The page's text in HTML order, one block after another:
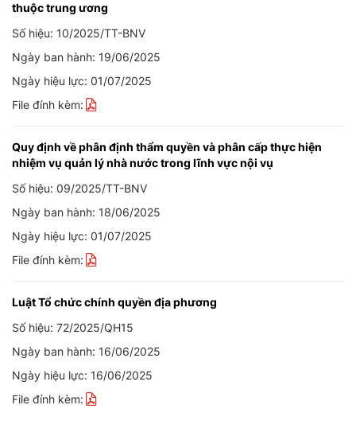
thuộc trung ương
Số hiệu: 10/2025/TT-BNV
Ngày ban hành: 19/06/2025
Ngày hiệu lực: 01/07/2025
File đính kèm:
Quy định về phân định thẩm quyền và phân cấp thực hiện
nhiệm vụ quản lý nhà nước trong lĩnh vực nội vụ
Số hiệu: 09/2025/TT-BNV
Ngày ban hành: 18/06/2025
Ngày hiệu lực: 01/07/2025
File đính kèm:
Luật Tổ chức chính quyền địa phương
Số hiệu: 72/2025/QH15
Ngày ban hành: 16/06/2025
Ngày hiệu lực: 16/06/2025
File đính kèm: